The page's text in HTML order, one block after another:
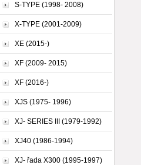
S-TYPE (1998- 2008)
X-TYPE (2001-2009)
XE (2015-)
XF (2009- 2015)
XF (2016-)
XJS (1975- 1996)
XJ- SERIES III (1979-1992)
XJ40 (1986-1994)
XJ- řada X300 (1995-1997)